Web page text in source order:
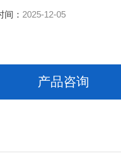
间： 2025-12-05
产品咨询